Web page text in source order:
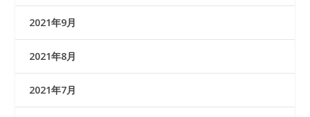
2021年9月
2021年8月
2021年7月